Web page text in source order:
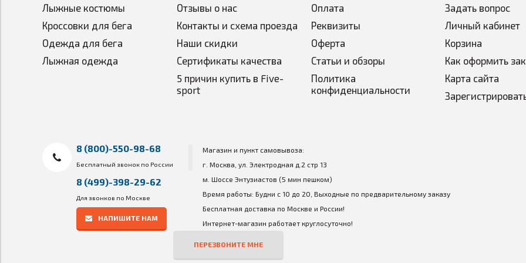
Состав 226ERS XS High Energy лимон:мальтодекстрин (мальтодекстрин DE15, сильно разветвленный циклический
мальтодекстрин DE6), кукурузный глюкозный сироп, сахароза, вода, натуральный ароматизатор, регулятор кислотности
Состав 226ERS XS High Energy вишня
: вода, мальтодекстрин (мальтодекстрин DE15, сильно разветвленный
декстрин (кластерный декстрин), мальтодекстрин DE6), кукурузный глюкозный сироп, сахароза, натуральный
кофеин, регуляторы кислотности (лимонная кислота, цитрат натрия), хлорид натрия, желирующие агенты (геллановая
Страна изготовитель:Испания
Содержание питательных веществ в каждом геле указано на фотографиях.
Лыжные костюмы
Кроссовки для бега
Одежда для бега
Лыжная одежда
Отзывы о нас
Контакты и схема проезда
Наши скидки
Сертификаты качества
5 причин купить в Five-
sport
Оплата
Реквизиты
Оферта
Статьи и обзоры
Политика
конфиденциальности
Задать вопрос
Личный кабинет
Корзина
Как оформить
Карта сайта
8 (800)-550-98-68
Бесплатный звонок по России
8 (499)-398-29-62
Для звонков по Москве
НАПИШИТЕ НАМ
Магазин и пункт самовывоза:
г. Москва, ул. Электродная д.2 стр 13
м. Шоссе Энтузиастов (5 мин пешком)
Время работы: Будни с 10 до 20, Выходные по предварительному заказу
Бесплатная доставка по Москве и России!
Интернет-магазин работает круглосуточно!
ПЕРЕЗВОНИТЕ МНЕ